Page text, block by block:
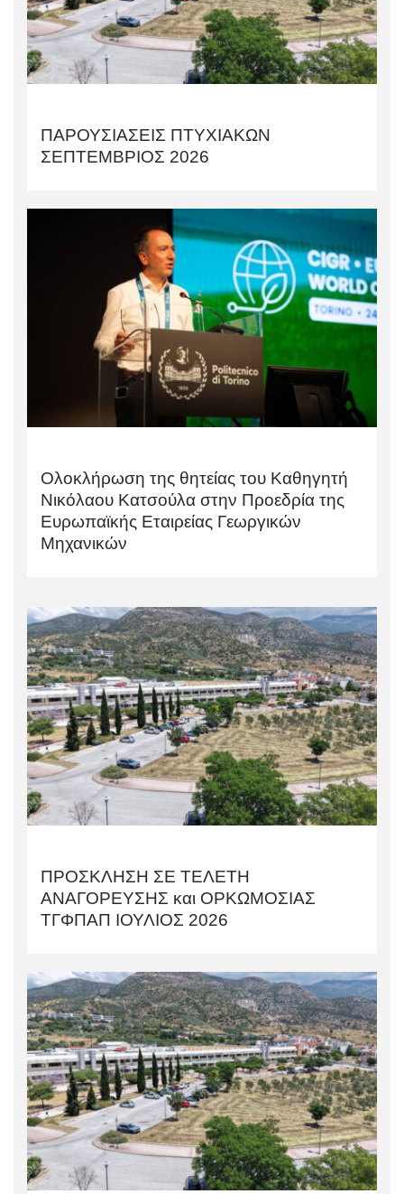
ΠΑΡΟΥΣΙΑΣΕΙΣ ΠΤΥΧΙΑΚΩΝ
ΣΕΠΤΕΜΒΡΙΟΣ 2026
Ολοκλήρωση της θητείας του Καθηγητή
Νικόλαου Κατσούλα στην Προεδρία της
Ευρωπαϊκής Εταιρείας Γεωργικών
Μηχανικών
ΠΡΟΣΚΛΗΣΗ ΣΕ ΤΕΛΕΤΗ
AΝΑΓΟΡΕΥΣΗΣ και ΟΡΚΩΜΟΣΙΑΣ
TΓΦΠΑΠ ΙΟΥΛΙΟΣ 2026